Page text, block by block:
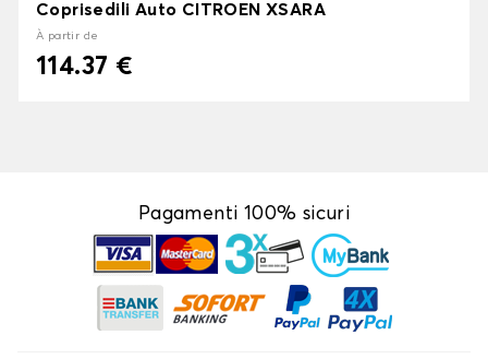
Coprisedili Auto CITROEN XSARA
À partir de
114.37 €
Pagamenti 100% sicuri